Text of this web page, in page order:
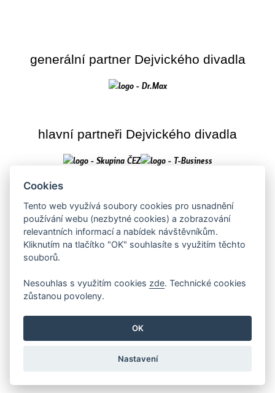
generální partner Dejvického divadla
hlavní partneři Dejvického divadla
Neužívejte komerčně-Nezpracovávejte 4.0 Mezinárodní licence
Zásady zpracování a ochrany osobních údajů
Dejvické divadlo, o. p. s., Zelená 1084/15a, Praha 6
Cookies
Tento web využívá soubory cookies pro usnadnění
používání webu (nezbytné cookies) a zobrazování
relevantních informací a nabídek návštěvníkům.
Kliknutím na tlačítko "OK" souhlasíte s využitím těchto
souborů.
Nesouhlas s využitím cookies zde. Technické cookies
zůstanou povoleny.
OK
Nastavení